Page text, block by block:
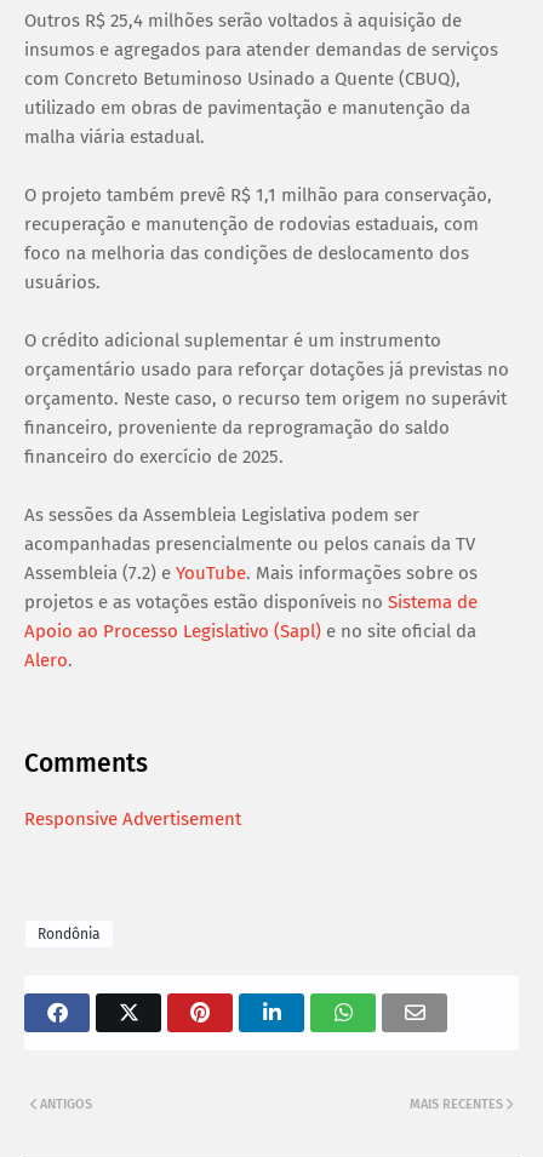
Outros R$ 25,4 milhões serão voltados à aquisição de
insumos e agregados para atender demandas de serviços
com Concreto Betuminoso Usinado a Quente (CBUQ),
utilizado em obras de pavimentação e manutenção da
malha viária estadual.
O projeto também prevê R$ 1,1 milhão para conservação,
recuperação e manutenção de rodovias estaduais, com
foco na melhoria das condições de deslocamento dos
usuários.
O crédito adicional suplementar é um instrumento
orçamentário usado para reforçar dotações já previstas no
orçamento. Neste caso, o recurso tem origem no superávit
financeiro, proveniente da reprogramação do saldo
financeiro do exercício de 2025.
As sessões da Assembleia Legislativa podem ser
acompanhadas presencialmente ou pelos canais da TV
Assembleia (7.2) e YouTube. Mais informações sobre os
projetos e as votações estão disponíveis no Sistema de
Apoio ao Processo Legislativo (Sapl) e no site oficial da
Alero.
Comments
Responsive Advertisement
Rondônia
MAIS RECENTES
ANTIGOS